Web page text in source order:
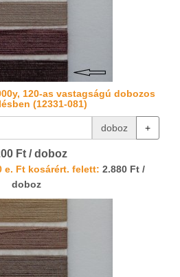
120-as vastagságú dobozos
(12331-081)
doboz +
Ft / doboz
e. Ft kosárért. felett: 2.880 Ft /
doboz